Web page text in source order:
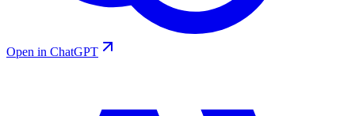
Open in ChatGPT